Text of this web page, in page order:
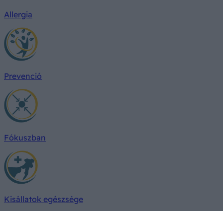
Allergia
Prevenció
Fókuszban
Kisállatok egészsége